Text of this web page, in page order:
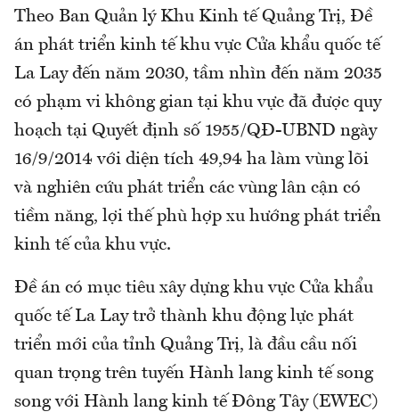
Theo Ban Quản lý Khu Kinh tế Quảng Trị, Đề
án phát triển kinh tế khu vực Cửa khẩu quốc tế
La Lay đến năm 2030, tầm nhìn đến năm 2035
có phạm vi không gian tại khu vực đã được quy
hoạch tại Quyết định số 1955/QĐ-UBND ngày
16/9/2014 với diện tích 49,94 ha làm vùng lõi
và nghiên cứu phát triển các vùng lân cận có
tiềm năng, lợi thế phù hợp xu hướng phát triển
kinh tế của khu vực.
Đề án có mục tiêu xây dựng khu vực Cửa khẩu
quốc tế La Lay trở thành khu động lực phát
triển mới của tỉnh Quảng Trị, là đầu cầu nối
quan trọng trên tuyến Hành lang kinh tế song
song với Hành lang kinh tế Đông Tây (EWEC)